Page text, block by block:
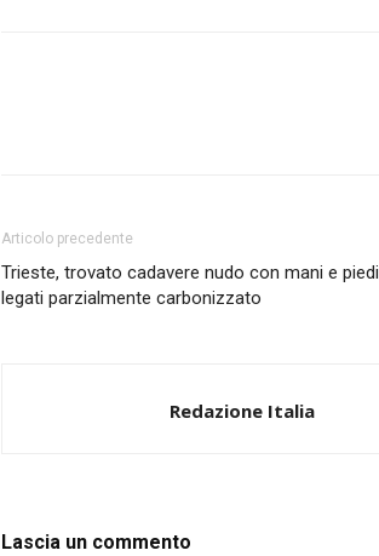
Articolo precedente
Trieste, trovato cadavere nudo con mani e piedi
legati parzialmente carbonizzato
Redazione Italia
Lascia un commento